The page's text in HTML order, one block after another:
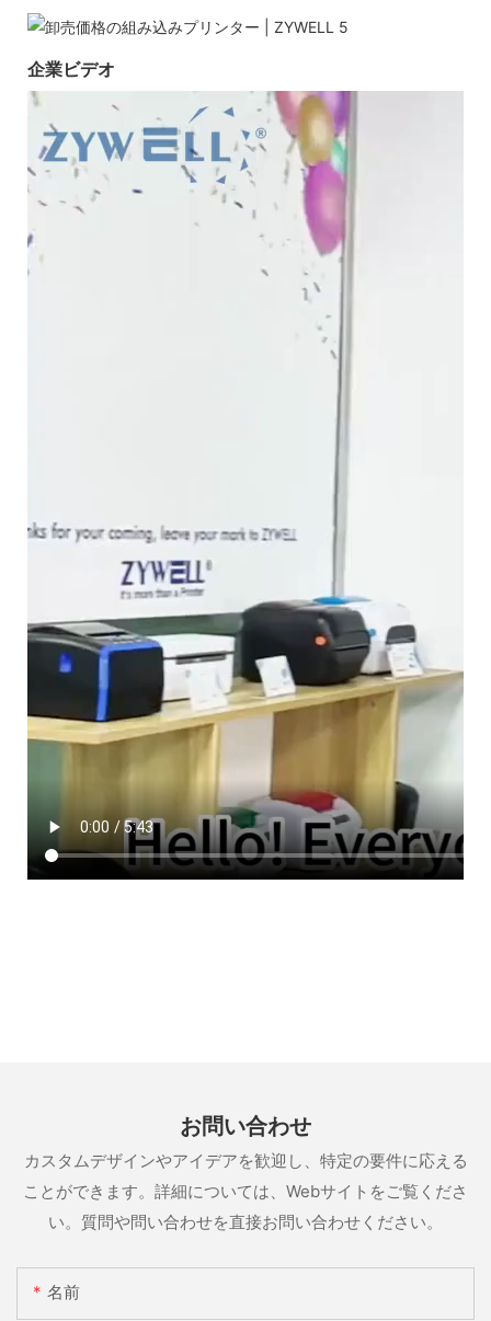
企業ビデオ
お問い合わせ
カスタムデザインやアイデアを歓迎し、特定の要件に応える
ことができます。詳細については、Webサイトをご覧くださ
い。質問や問い合わせを直接お問い合わせください。
名前